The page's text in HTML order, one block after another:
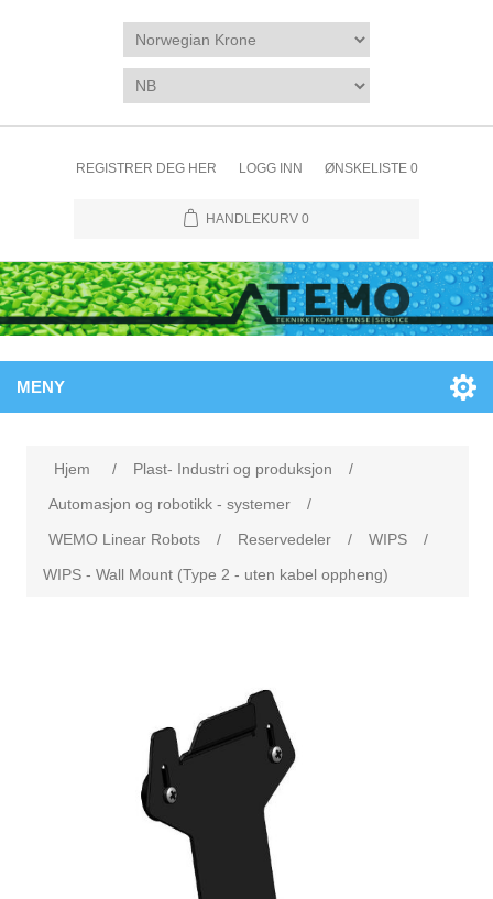
REGISTRER DEG HER LOGG INN ØNSKELISTE 0
HANDLEKURV 0
MENY
Hjem / Plast- Industri og produksjon
/
Automasjon og robotikk - systemer
/
WEMO Linear Robots
/ Reservedeler / WIPS
/
WIPS - Wall Mount (Type 2 - uten kabel oppheng)